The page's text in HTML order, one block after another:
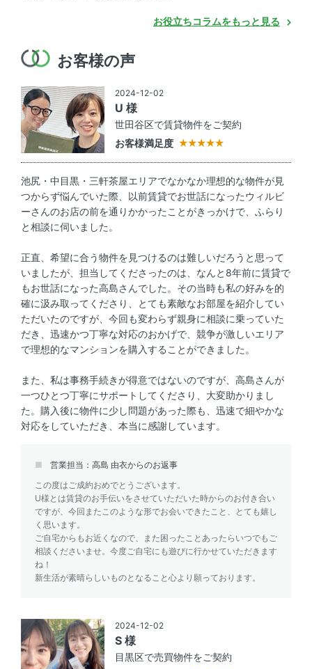
お役立ちコラムをもっと見る
お客様の声
2024-12-02
U 様
世田谷区で賃貸物件をご契約
お客様満足度
池尻・中目黒・三軒茶屋エリアでなかなか理想的な物件が見
つからず悩んでいた際、以前賃貸でお世話になったウィルビ
ーさんのお店の前を通りかかったことがきっかけで、ふらり
と相談に伺いました。
正直、希望に合う物件を見つけるのは難しいだろうと思って
いましたが、担当してくださったのは、なんと8年前に賃貸で
もお世話になった高島さんでした。その当時も私の好みを的
確に汲み取ってくださり、とても素敵なお部屋を紹介してい
ただいたのですが、今回も変わらず親身に相談に乗っていた
だき、迅速かつ丁寧な対応のおかげで、競争が激しいエリア
で理想的なマンションを購入することができました。
また、私は事務手続きが得意ではないのですが、高島さんが
一つひとつ丁寧にサポートしてくださり、大変助かりまし
た。購入後に物件に少し問題があった際も、迅速で細やかな
対応をしていただき、本当に感謝しています。
営業担当：高島 由衣からのお返事
この度はご成約おめでとうございます。
U様とは賃貸のお手伝いをさせていただいた時からのお付き合い
ですが、今回またこのような形でお会いできたこと、とても嬉し
く思います。
ご自宅からもお近くなので、また困ったことあったらいつでもご
相談くださいませ。今度ご自宅にも遊びに行かせていただきます
ね！
新生活が素晴らしいものとなること心より願っております。
2024-12-02
S 様
目黒区で売買物件をご契約